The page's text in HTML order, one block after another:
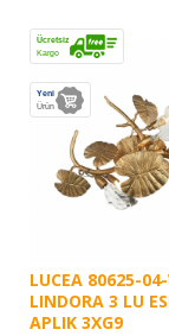
Ücretsiz
Kargo
Yeni
Ürün
LUCEA 80625-
LINDORA 3 LU
APLIK 3XG9